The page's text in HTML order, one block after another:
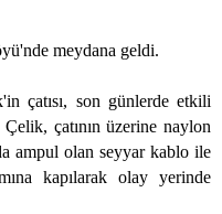
meydana geldi.
çatısı, son günlerde etkili
çatının üzerine naylon
ampul olan seyyar kablo ile
kapılarak olay yerinde